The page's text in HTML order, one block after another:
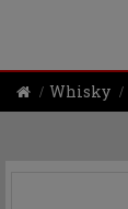
Whisky